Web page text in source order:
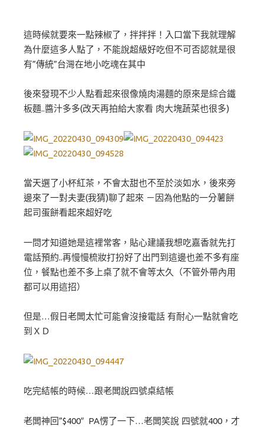
這時候就要來一點辣椒了，拌拌拌！入口當下我就理解
為什麼這多人點了，不能說超級好吃但不可否認就是很
有”傳統”台灣在地小吃魂在其中
後來發現不少人點看起來很像燒肉湯麵的原來是綜合鐵
板麵..醬汁多多(改天再拍給大家看 肉大塊蔬菜也很多)
當天選了小杯紅茶，不會太甜也不至於淡如水，後來旁
邊來了一對夫妻(我猜)聊了起來 －因為他點的一分薯餅
起司蛋餅看起來超好吃
一問才知道她是這裡常客，貼心建議我想吃嘉香就先打
電話預約..再慢慢梳妝打扮好了出門到這邊也差不多有座
位，餐點也差不多上桌了就不會等太久（不管外帶內用
都可以用這招）
但是…假日老闆太忙可能會沒接電話 有耐心一點就會吃
到ＸＤ
吃完結帳的時候…跟老闆說四號桌結帳
老闆神回”$400″ PA愣了一下…老闆笑說 四號就400，才